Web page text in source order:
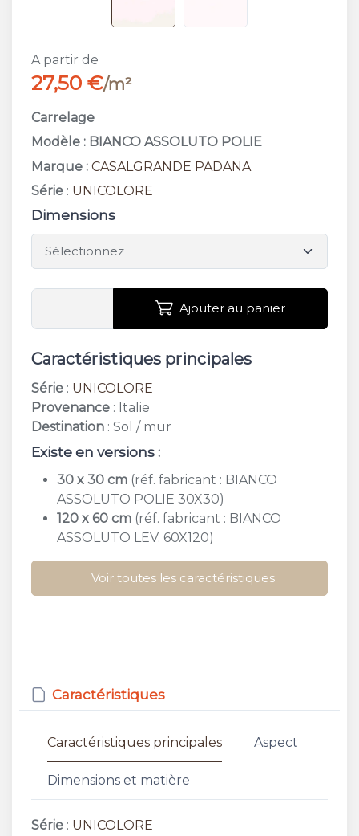
A partir de
27,50 €/m²
Carrelage
Modèle : BIANCO ASSOLUTO POLIE
Marque : CASALGRANDE PADANA
Série : UNICOLORE
Dimensions
Ajouter au panier
Caractéristiques principales
Série : UNICOLORE
Provenance : Italie
Destination : Sol / mur
Existe en versions :
30 x 30 cm (réf. fabricant : BIANCO
ASSOLUTO POLIE 30X30)
120 x 60 cm (réf. fabricant : BIANCO
ASSOLUTO LEV. 60X120)
Voir toutes les caractéristiques
Caractéristiques
Caractéristiques principales Aspect
Dimensions et matière
Série : UNICOLORE